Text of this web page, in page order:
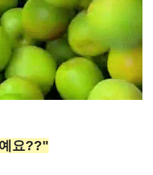
요??"